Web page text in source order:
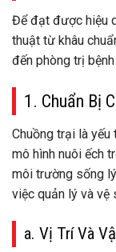
Để đạt được hiệu
thuật từ khâu
đến phòng trị
1. Chuẩn Bị
Chuồng trại là
mô hình nuôi ếch
môi trường sống
việc quản lý và vệ
a. Vị Trí Và